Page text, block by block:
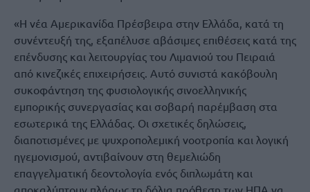
«Η νέα Αμερικανίδα Πρέσβειρα στην Ελλάδα, κατά τη
συνέντευξή της, εξαπέλυσε αβάσιμες επιθέσεις κατά της
επένδυσης και λειτουργίας του Λιμανιού του Πειραιά
από κινεζικές επιχειρήσεις. Αυτό συνιστά κακόβουλη
συκοφάντηση της φυσιολογικής σινοελληνικής
εμπορικής συνεργασίας και σοβαρή παρέμβαση στα
εσωτερικά της Ελλάδας. Οι σχετικές δηλώσεις,
διαποτισμένες με ψυχροπολεμική νοοτροπία και λογική
ηγεμονισμού, αντιβαίνουν στη θεμελιώδη
επαγγελματική δεοντολογία ενός διπλωμάτη και
αποκαλύπτουν πλήρως τη δόλια πρόθεση των ΗΠΑ να